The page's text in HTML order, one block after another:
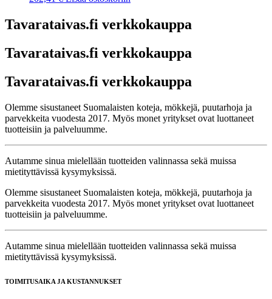
Tavarataivas.fi verkkokauppa
Tavarataivas.fi verkkokauppa
Tavarataivas.fi verkkokauppa
Olemme sisustaneet Suomalaisten koteja, mökkejä, puutarhoja ja
parvekkeita vuodesta 2017. Myös monet yritykset ovat luottaneet
tuotteisiin ja palveluumme.
Autamme sinua mielellään tuotteiden valinnassa sekä muissa
mietityttävissä kysymyksissä.
Olemme sisustaneet Suomalaisten koteja, mökkejä, puutarhoja ja
parvekkeita vuodesta 2017. Myös monet yritykset ovat luottaneet
tuotteisiin ja palveluumme.
Autamme sinua mielellään tuotteiden valinnassa sekä muissa
mietityttävissä kysymyksissä.
TOIMITUSAIKA JA KUSTANNUKSET